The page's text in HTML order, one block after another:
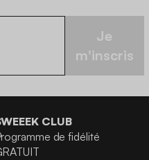
Je
m'inscris
CLUB
de fidélité